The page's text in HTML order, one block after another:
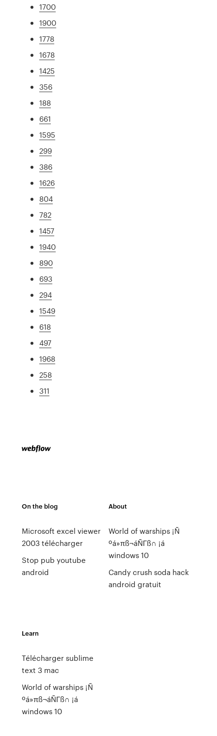
1700
1900
1778
1678
1425
356
188
661
1595
299
386
1626
804
782
1457
1940
890
693
294
1549
618
497
1968
258
311
On the blog
Microsoft excel viewer
2003 télécharger
Stop pub youtube
android
About
World of warships ¡Ñ
ºá»πß¬áÑΓß∩ ¡á
windows 10
Candy crush soda hack
android gratuit
Learn
Télécharger sublime
text 3 mac
World of warships ¡Ñ
ºá»πß¬áÑΓß∩ ¡á
windows 10